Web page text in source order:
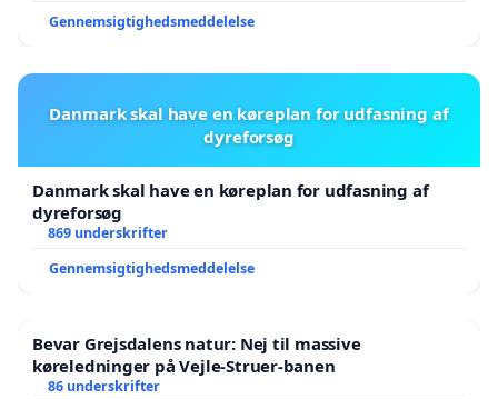
Gennemsigtighedsmeddelelse
Danmark skal have en køreplan for udfasning af
dyreforsøg
Danmark skal have en køreplan for udfasning af
dyreforsøg
869 underskrifter
Gennemsigtighedsmeddelelse
Bevar Grejsdalens natur: Nej til massive
køreledninger på Vejle-Struer-banen
86 underskrifter